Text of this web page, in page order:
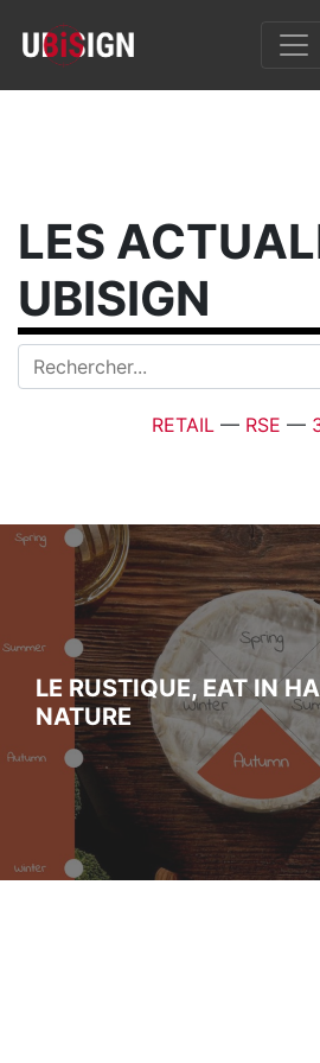
LES
UBISIGN
RETAIL — RSE —
LE RUSTIQUE, EAT IN
NATURE